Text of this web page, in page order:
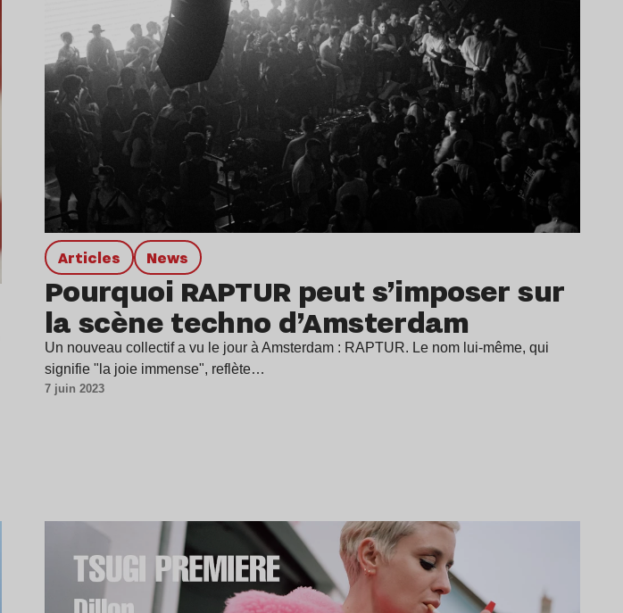
Articles news
Pourquoi RAPTUR peut s’imposer sur
la scène techno d’Amsterdam
Un nouveau collectif a vu le jour à Amsterdam : RAPTUR. Le nom lui-même, qui
signifie "la joie immense", reflète…
7 juin 2023